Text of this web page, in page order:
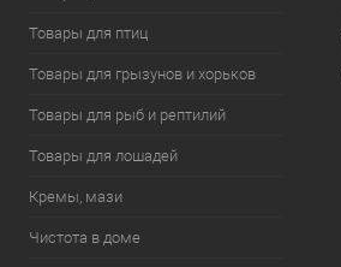
Товары для птиц
Товары для грызунов и хорьков
Товары для рыб и рептилий
Товары для лошадей
Кремы, мази
Чистота в доме